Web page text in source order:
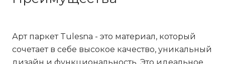
Арт паркет Tulesna - это материал, который
сочетает в себе высокое качество, уникальный